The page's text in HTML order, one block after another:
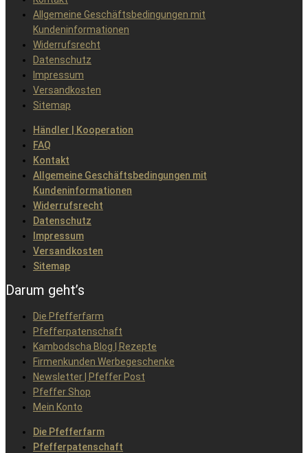
Allgemeine Geschäftsbedingungen mit
Kundeninformationen
Widerrufsrecht
Datenschutz
Impressum
Versandkosten
Sitemap
Händler | Kooperation
FAQ
Kontakt
Allgemeine Geschäftsbedingungen mit
Kundeninformationen
Widerrufsrecht
Datenschutz
Impressum
Versandkosten
Sitemap
Darum geht’s
Die Pfefferfarm
Pfefferpatenschaft
Kambodscha Blog | Rezepte
Firmenkunden Werbegeschenke
Newsletter | Pfeffer Post
Pfeffer Shop
Mein Konto
Die Pfefferfarm
Pfefferpatenschaft